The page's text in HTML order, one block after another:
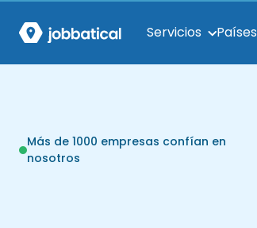
Servicios Países
Más de 1000 empresas confían en
nosotros